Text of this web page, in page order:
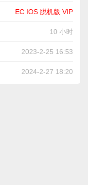
EC IOS 脱机版 VIP
10 小时
2023-2-25 16:53
2024-2-27 18:20